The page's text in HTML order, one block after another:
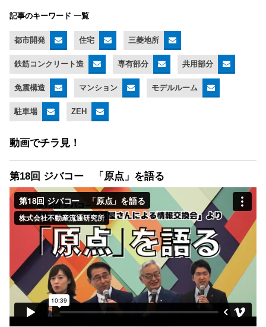
記事のキーワード 一覧
都市開発 住宅 三菱地所
鉄筋コンクリート造 専有部分 共用部分
免震構造 マンション モデルルーム
駐車場 ZEH
動画でチラ見！
第18回 ジバコー 「原点」を語る